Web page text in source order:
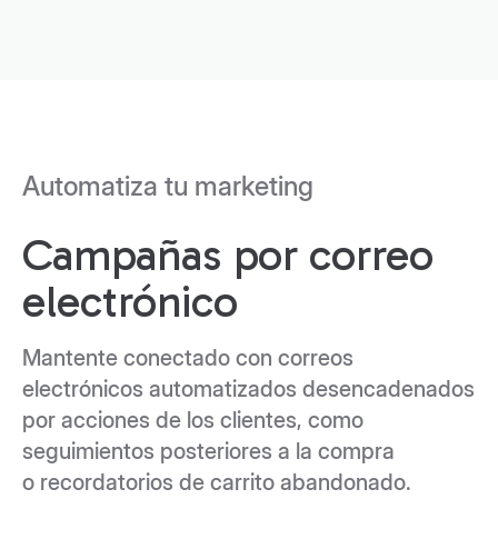
Automatiza tu marketing
Campañas por correo
electrónico
Mantente conectado con correos
electrónicos automatizados desencadenados
por acciones de los clientes, como
seguimientos posteriores a la compra
o recordatorios de carrito abandonado.